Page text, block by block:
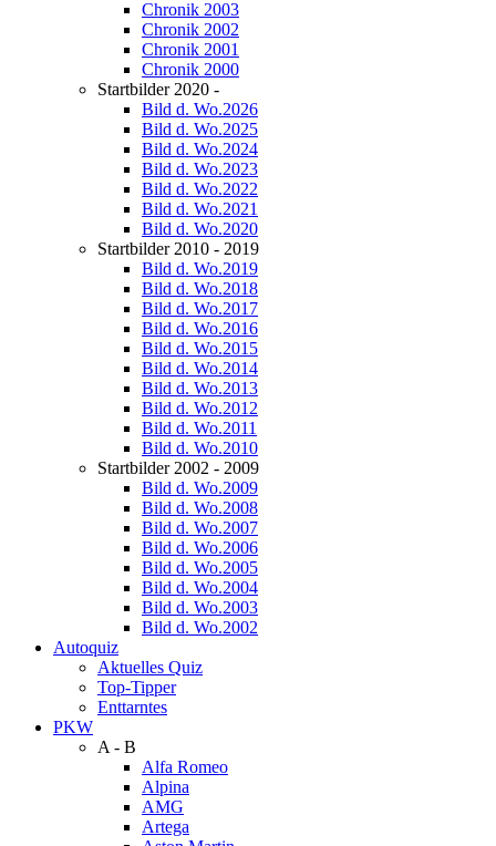
Chronik 2003
Chronik 2002
Chronik 2001
Chronik 2000
Startbilder 2020 -
Bild d. Wo.2026
Bild d. Wo.2025
Bild d. Wo.2024
Bild d. Wo.2023
Bild d. Wo.2022
Bild d. Wo.2021
Bild d. Wo.2020
Startbilder 2010 - 2019
Bild d. Wo.2019
Bild d. Wo.2018
Bild d. Wo.2017
Bild d. Wo.2016
Bild d. Wo.2015
Bild d. Wo.2014
Bild d. Wo.2013
Bild d. Wo.2012
Bild d. Wo.2011
Bild d. Wo.2010
Startbilder 2002 - 2009
Bild d. Wo.2009
Bild d. Wo.2008
Bild d. Wo.2007
Bild d. Wo.2006
Bild d. Wo.2005
Bild d. Wo.2004
Bild d. Wo.2003
Bild d. Wo.2002
Autoquiz
Aktuelles Quiz
Top-Tipper
Enttarntes
PKW
A - B
Alfa Romeo
Alpina
AMG
Artega